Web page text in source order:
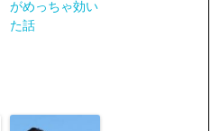
がめっちゃ効い
た話